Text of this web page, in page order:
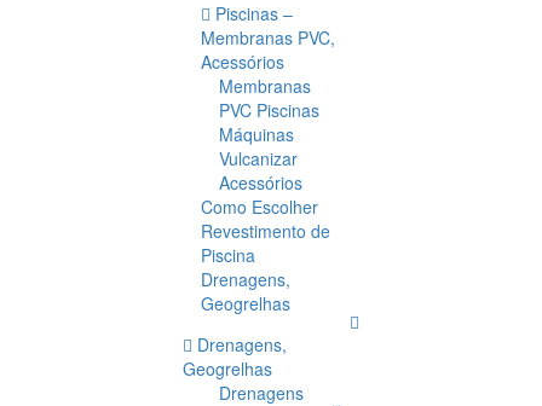
Piscinas –
Membranas PVC,
Acessórios
Membranas
PVC Piscinas
Máquinas
Vulcanizar
Acessórios
Como Escolher
Revestimento de
Piscina
Drenagens,
Geogrelhas
Drenagens,
Geogrelhas
Drenagens